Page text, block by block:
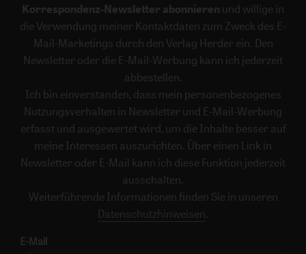
Korrespondenz-Newsletter abonnieren und willige in
die Verwendung meiner Kontaktdaten zum Zweck des E-
Mail-Marketings durch den Verlag Herder ein. Den
Newsletter oder die E-Mail-Werbung kann ich jederzeit
abbestellen.
Ich bin einverstanden, dass mein personenbezogenes
Nutzungsverhalten in Newsletter und E-Mail-Werbung
erfasst und ausgewertet wird, um die Inhalte besser auf
meine Interessen auszurichten. Über einen Link in
Newsletter oder E-Mail kann ich diese Funktion jederzeit
ausschalten.
Weiterführende Informationen finden Sie in unseren
Datenschutzhinweisen .
E-Mail